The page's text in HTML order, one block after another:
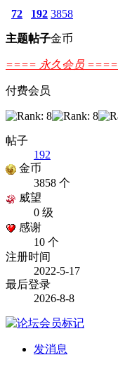
72
主题
192
帖子
3858
金币
==== 永久会员 ====
付费会员
帖子
192
金币
3858 个
威望
0 级
感谢
10 个
注册时间
2022-5-17
最后登录
2026-8-8
发消息